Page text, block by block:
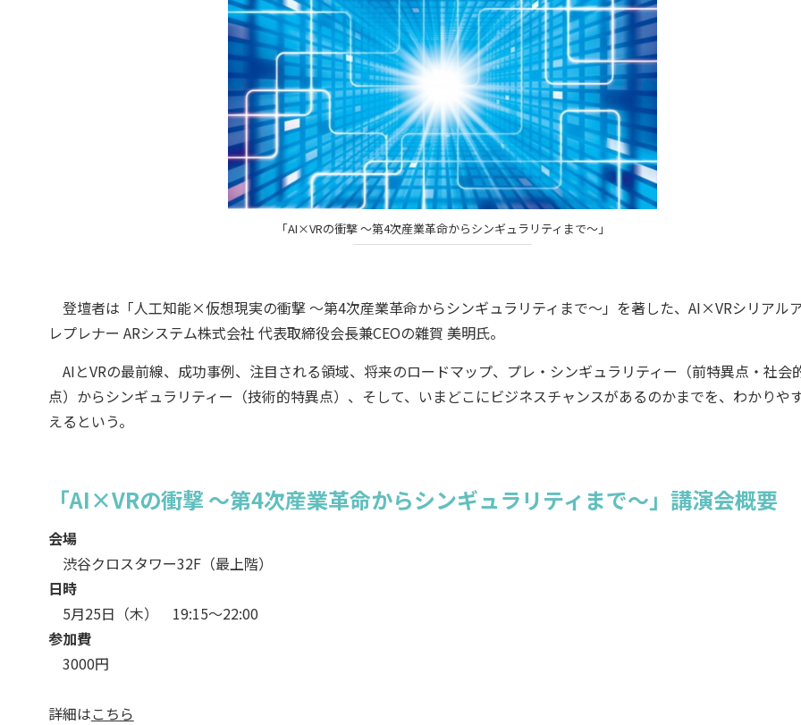
「AI×VRの衝撃 〜第4次産業革命からシンギュラリティまで〜」
登壇者は「人工知能×仮想現実の衝撃 〜第4次産業革命からシンギュラリティまで〜」を著した、AI×VRシリアル
レプレナー ARシステム株式会社 代表取締役会長兼CEOの雜賀 美明氏。
AIとVRの最前線、成功事例、注目される領域、将来のロードマップ、プレ・シンギュラリティー（前特異点・社会
点）からシンギュラリティー（技術的特異点）、そして、いまどこにビジネスチャンスがあるのかまでを、わかりや
えるという。
「AI×VRの衝撃 〜第4次産業革命からシンギュラリティまで〜」講演会概要
会場
渋谷クロスタワー32F（最上階）
日時
5月25日（木） 19:15〜22:00
参加費
3000円
詳細はこちら